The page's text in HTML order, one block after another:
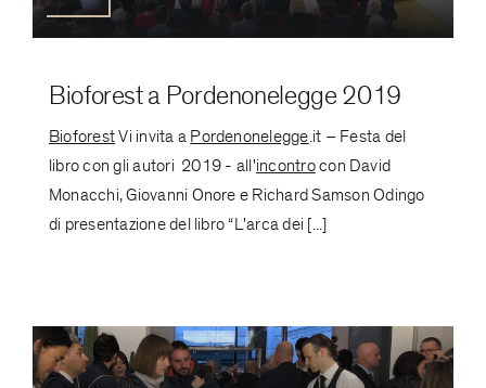
Bioforest a Pordenonelegge 2019
BioforestVi invita a Pordenonelegge.it – Festa del
libro con gli autori 2019 - all'incontrocon David
Monacchi, Giovanni Onore e Richard Samson Odingo
di presentazione del libro “L'arca dei [...]